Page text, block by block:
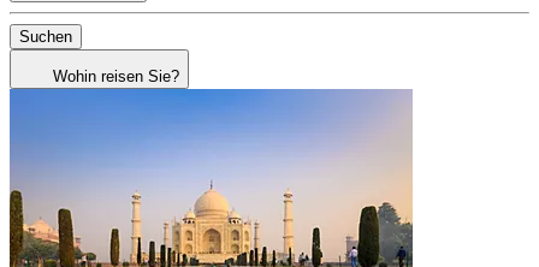
Suchen
Wohin reisen Sie?